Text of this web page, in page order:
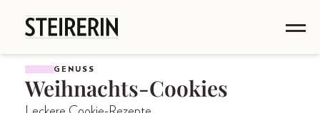
GENUSS
Weihnachts-Cookies